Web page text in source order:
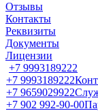
Отзывы
Контакты
Реквизиты
Документы
Лицензии
+7 9993189222
+7 9993189222
+7 9659029922
+7 902 992-90-00